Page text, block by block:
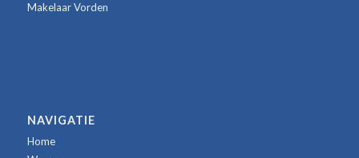
Makelaar Vorden
NAVIGATIE
Home